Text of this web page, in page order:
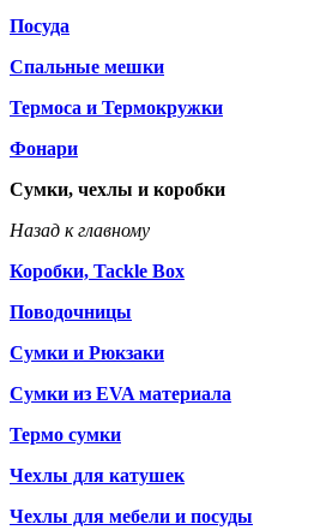
Посуда
Спальные мешки
Термоса и Термокружки
Фонари
Сумки, чехлы и коробки
Назад к главному
Коробки, Tackle Box
Поводочницы
Сумки и Рюкзаки
Сумки из EVA материала
Термо сумки
Чехлы для катушек
Чехлы для мебели и посуды